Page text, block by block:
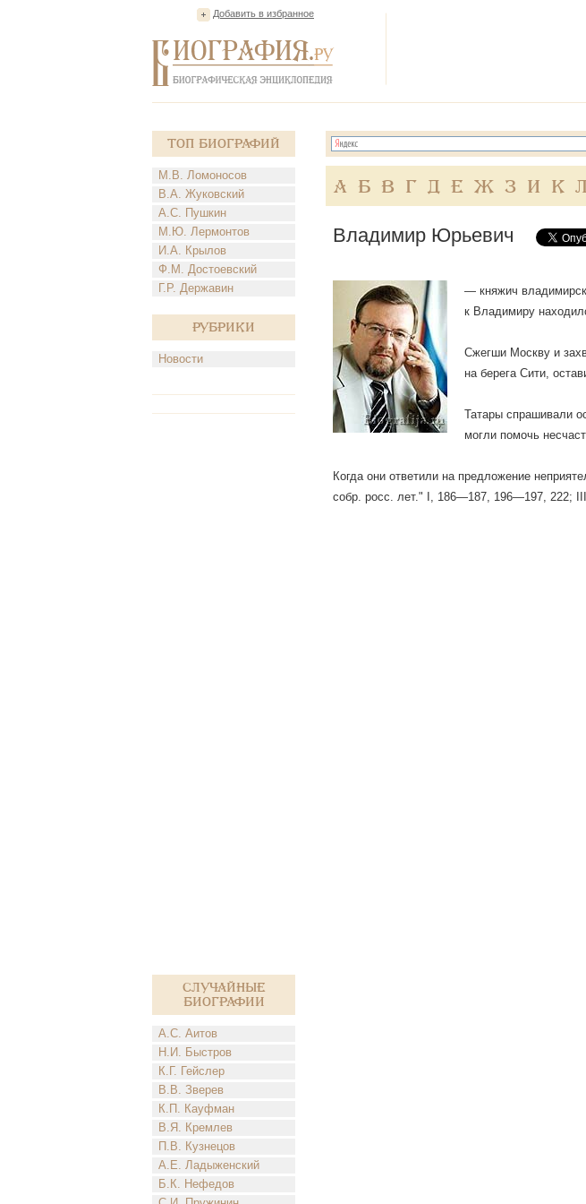
Добавить в избранное
Топ Биографий
М.В. Ломоносов
В.А. Жуковский
А.С. Пушкин
М.Ю. Лермонтов
И.А. Крылов
Ф.М. Достоевский
Г.Р. Державин
Рубрики
Новости
Случайные
биографии
А.С. Аитов
Н.И. Быстров
К.Г. Гейслер
В.В. Зверев
К.П. Кауфман
В.Я. Кремлев
П.В. Кузнецов
А.Е. Ладыженский
Б.К. Нефедов
А Б В Г Д Е Ж З И К Л
Владимир Юрьевич
— княжич
к Владимиру
Сжегши Москву и
на берега Сити,
Татары спрашивали
могли помочь
Когда они ответили на предложение
собр. росс. лет." I, 186—187, 196—197, 222;